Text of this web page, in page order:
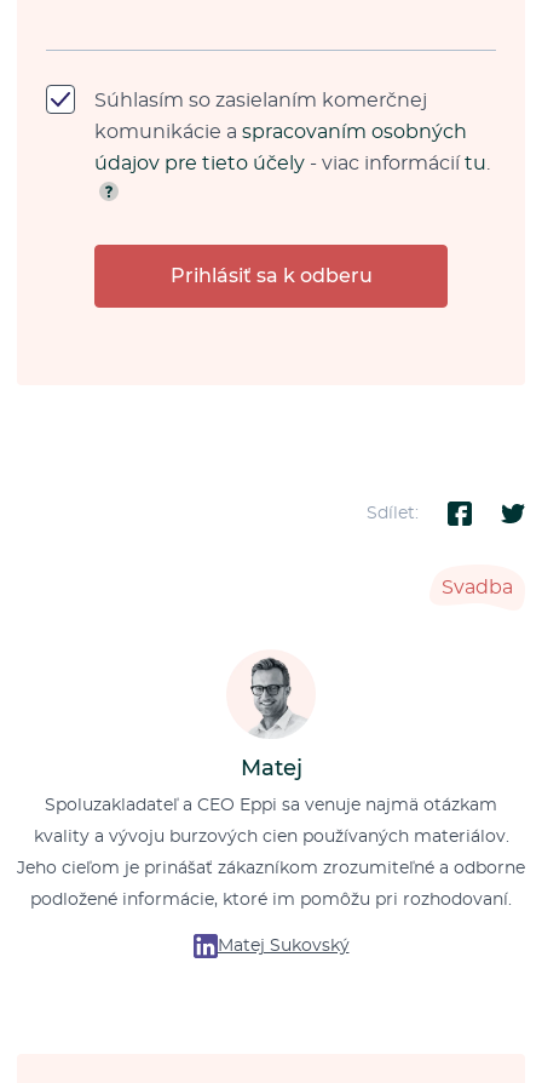
Súhlasím so zasielaním komerčnej
komunikácie a spracovaním osobných
údajov pre tieto účely - viac informácií tu
Prihlásiť sa k odberu
Sdílet:
Svadba
Matej
Spoluzakladateľ a CEO Eppi sa venuje najmä otázkam
kvality a vývoju burzových cien používaných materiálov.
Jeho cieľom je prinášať zákazníkom zrozumiteľné a odborne
podložené informácie, ktoré im pomôžu pri rozhodovaní.
Matej Sukovský